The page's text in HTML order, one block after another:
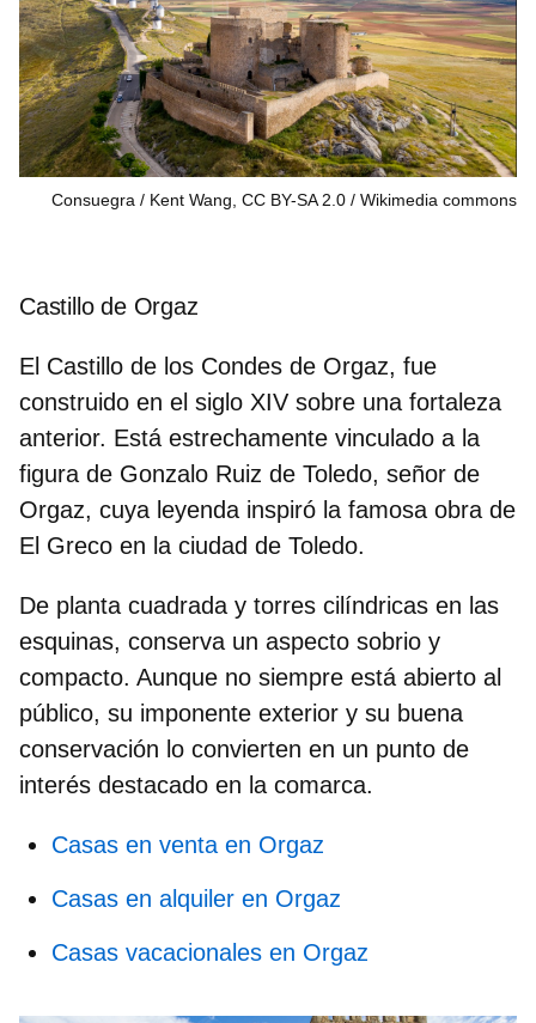
Consuegra / Kent Wang, CC BY-SA 2.0 Wikimedia commons
Castillo de Orgaz
El Castillo de los Condes de Orgaz, fue
construido en el siglo XIV sobre una fortaleza
anterior. Está estrechamente vinculado a la
figura de Gonzalo Ruiz de Toledo, señor de
Orgaz, cuya leyenda inspiró la famosa obra de
El Greco en la ciudad de Toledo.
De planta cuadrada y torres cilíndricas en las
esquinas, conserva un aspecto sobrio y
compacto. Aunque no siempre está abierto al
público, su imponente exterior y su buena
conservación lo convierten en un punto de
interés destacado en la comarca.
Casas en venta en Orgaz
Casas en alquiler en Orgaz
Casas vacacionales en Orgaz